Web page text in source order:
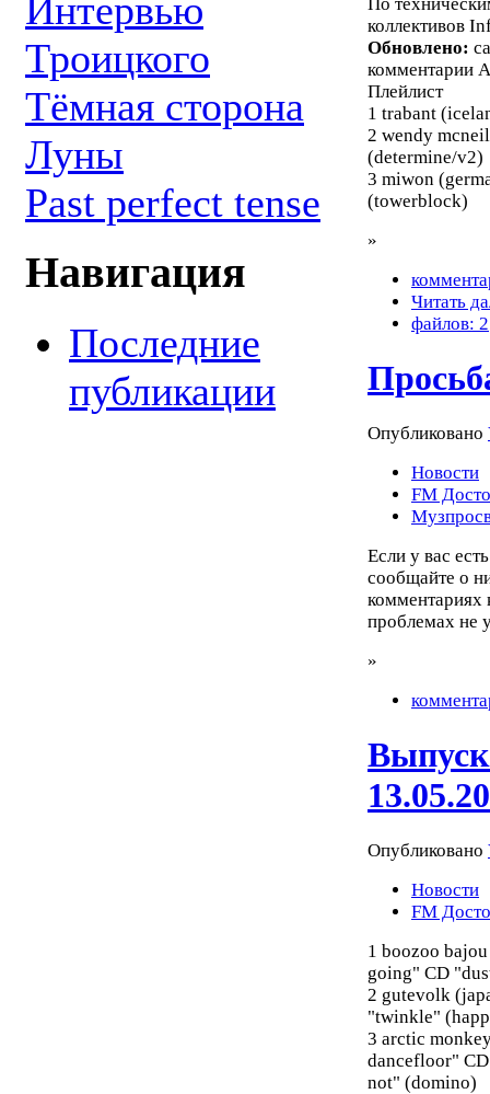
Интервью
Троицкого
Тёмная сторона
Луны
Past perfect tense
Навигация
Последние
публикации
коллективов
Обновлено:
комментарии
Плейлист
1 trabant
2 wendy
(determine/v2)
3 miwon
(towerblock)
»
Читать
файлов: 2
Опубликовано
Новости
FM
Если у вас
сообщайте о
комментариях
проблемах не
»
Опубликовано
Новости
FM
1 boozoo
going" CD
2 gutevolk
"twinkle"
3 arctic
dancefloor"
not" (domino)